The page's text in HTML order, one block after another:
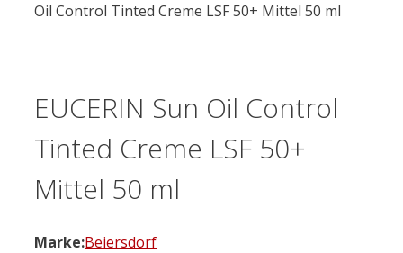
Oil Control Tinted Creme LSF 50+ Mittel 50 ml
EUCERIN Sun Oil Control
Tinted Creme LSF 50+
Mittel 50 ml
Marke:Beiersdorf